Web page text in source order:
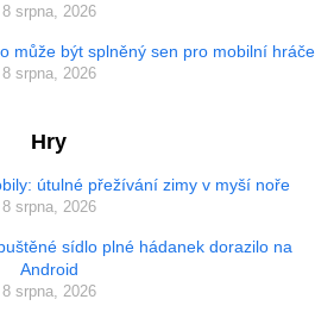
8 srpna, 2026
může být splněný sen pro mobilní hráče
8 srpna, 2026
Hry
útulné přežívání zimy v myší noře
8 srpna, 2026
sídlo plné hádanek dorazilo na
Android
8 srpna, 2026